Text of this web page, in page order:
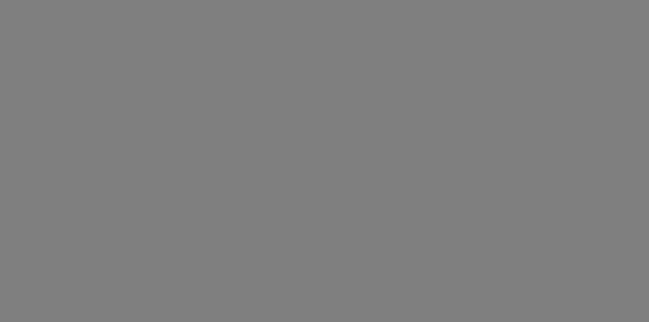
av flerbostadshus, Sabeln 7)
för nybyggnad av transformatorstation, Obbola 20:4)